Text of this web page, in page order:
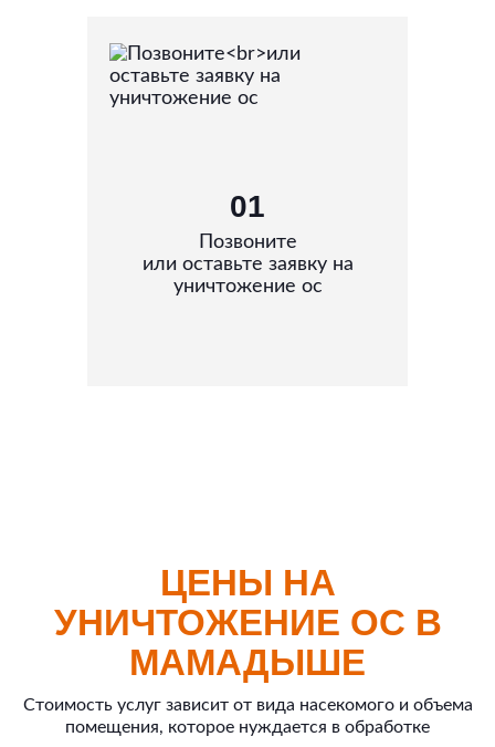
01
Позвоните
или оставьте заявку на
уничтожение ос
ЦЕНЫ НА
УНИЧТОЖЕНИЕ ОС В
МАМАДЫШЕ
Стоимость услуг зависит от вида насекомого и объема
помещения, которое нуждается в обработке